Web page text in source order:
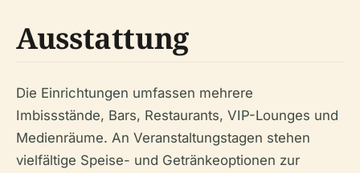
Ausstattung
Die Einrichtungen umfassen mehrere
Imbissstände, Bars, Restaurants, VIP-Lounges und
Medienräume. An Veranstaltungstagen stehen
vielfältige Speise- und Getränkeoptionen zur